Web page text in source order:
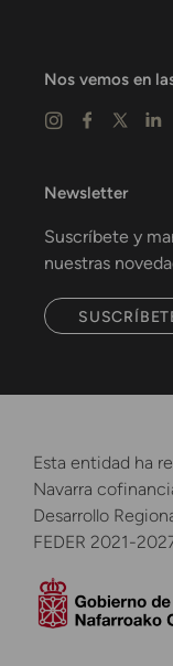
Nos vemos en
Newsletter
Suscríbete y
nuestras
Esta entidad ha
Navarra
Desarrollo
FEDER 2021-